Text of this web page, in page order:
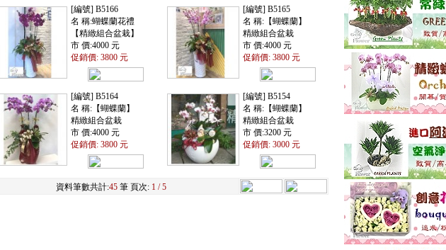
[編號] B5166
名 稱:蝴蝶蘭花禮
【精緻組合盆栽】
市 價:4000 元
促銷價: 3800 元
[編號] B5165
名 稱:【蝴蝶蘭】
精緻組合盆栽
市 價:4000 元
促銷價: 3800 元
[編號] B5164
名 稱:【蝴蝶蘭】
精緻組合盆栽
市 價:4000 元
促銷價: 3800 元
[編號] B5154
名 稱:【蝴蝶蘭】
精緻組合盆栽
市 價:3200 元
促銷價: 3000 元
資料筆數共計:45筆 頁次: 1 / 5